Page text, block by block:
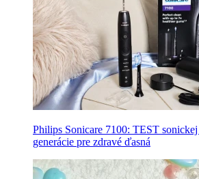
Philips Sonicare 7100: TEST
generácie pre zdravé ďasná